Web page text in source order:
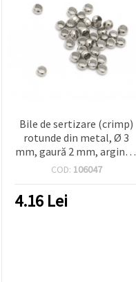
Bile de sertizare (crimp)
rotunde din metal, Ø 3
mm, gaură 2 mm, argintiu
– pachet 200 buc., pentru
brățări și coliere
COD: 106047
4.16 Lei